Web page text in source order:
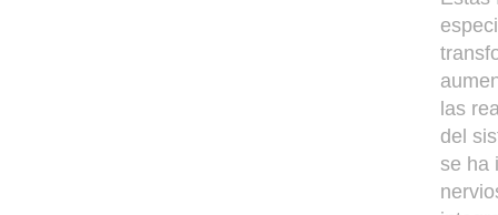
las
del
se ha